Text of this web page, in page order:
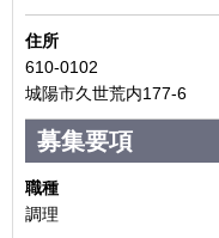
住所
610-0102
城陽市久世荒内177-6
募集要項
職種
調理